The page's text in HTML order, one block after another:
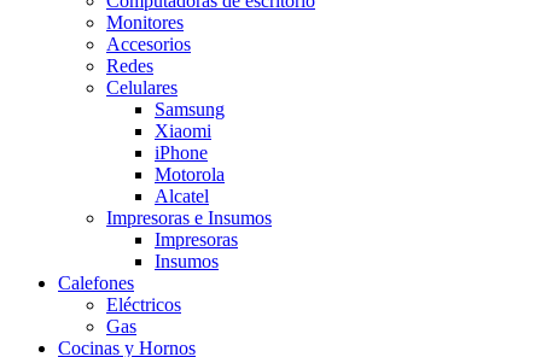
Monitores
Accesorios
Redes
Celulares
Samsung
Xiaomi
iPhone
Motorola
Alcatel
Impresoras e Insumos
Impresoras
Insumos
Calefones
Eléctricos
Gas
Cocinas y Hornos